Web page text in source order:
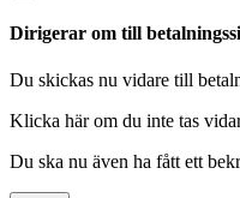
Dirigerar om till
Du skickas nu vidare till
Klicka härom du inte tas
Du ska nu även ha fått ett